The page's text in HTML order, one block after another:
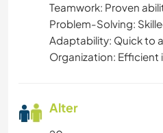
Teamwork: Proven
Problem-Solving:
Adaptability: Quick to
Organization: Efficient
Alter